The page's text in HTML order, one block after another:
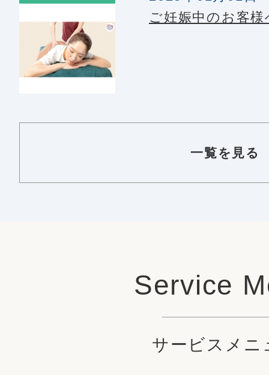
ご妊娠中のお客
一覧を見る
Service
サービスメニ